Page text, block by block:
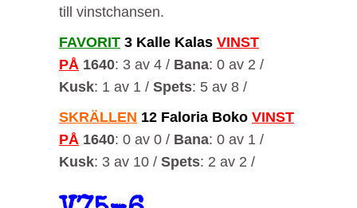
till vinstchansen.
FAVORIT 3 Kalle Kalas VINST
PÅ 1640: 3 av 4 / Bana: 0 av 2 /
Kusk: 1 av 1 / Spets: 5 av 8 /
SKRÄLLEN 12 Faloria Boko VINST
PÅ 1640: 0 av 0 / Bana: 0 av 1 /
Kusk: 3 av 10 / Spets: 2 av 2 /